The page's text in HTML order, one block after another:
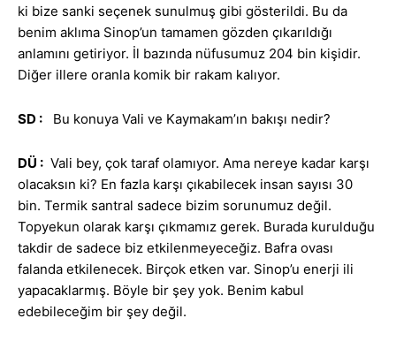
ki bize sanki seçenek sunulmuş gibi gösterildi. Bu da
benim aklıma Sinop’un tamamen gözden çıkarıldığı
anlamını getiriyor. İl bazında nüfusumuz 204 bin kişidir.
Diğer illere oranla komik bir rakam kalıyor.
SD : Bu konuya Vali ve Kaymakam’ın bakışı nedir?
DÜ : Vali bey, çok taraf olamıyor. Ama nereye kadar karşı
olacaksın ki? En fazla karşı çıkabilecek insan sayısı 30
bin. Termik santral sadece bizim sorunumuz değil.
Topyekun olarak karşı çıkmamız gerek. Burada kurulduğu
takdir de sadece biz etkilenmeyeceğiz. Bafra ovası
falanda etkilenecek. Birçok etken var. Sinop’u enerji ili
yapacaklarmış. Böyle bir şey yok. Benim kabul
edebileceğim bir şey değil.